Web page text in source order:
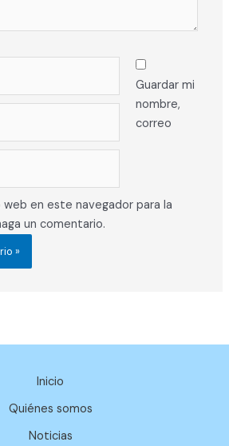
Guardar mi
nombre,
correo
en este navegador para la
un comentario.
Inicio
Quiénes somos
Noticias